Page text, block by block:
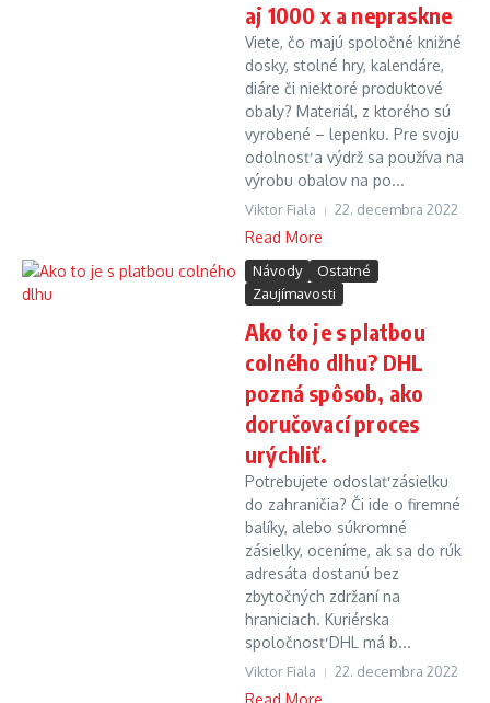
aj 1000 x a nepraskne
Viete, čo majú spoločné knižné
dosky, stolné hry, kalendáre,
diáre či niektoré produktové
obaly? Materiál, z ktorého sú
vyrobené – lepenku. Pre svoju
odolnosť a výdrž sa používa na
výrobu obalov na po...
Viktor Fiala 22. decembra 2022
Read More
Návody
Ostatné
Zaujímavosti
Ako to je s platbou
colného dlhu? DHL
pozná spôsob, ako
doručovací proces
urýchliť.
Potrebujete odoslať zásielku
do zahraničia? Či ide o firemné
balíky, alebo súkromné
zásielky, oceníme, ak sa do rúk
adresáta dostanú bez
zbytočných zdržaní na
hraniciach. Kuriérska
spoločnosť DHL má b...
Viktor Fiala 22. decembra 2022
Read More